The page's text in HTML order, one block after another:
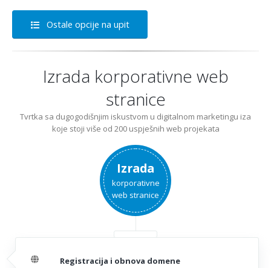
Ostale opcije na upit
Izrada korporativne web
stranice
Tvrtka sa dugogodišnjim iskustvom u digitalnom marketingu iza
koje stoji više od 200 uspješnih web projekata
Izrada
korporativne
web stranice
Registracija i obnova domene